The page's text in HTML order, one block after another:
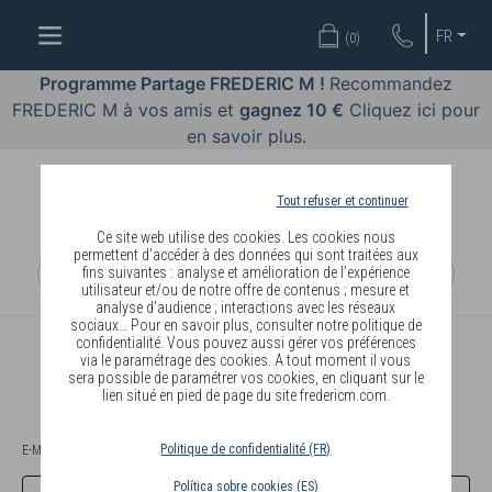
Tout refuser et continuer
Ce site web utilise des cookies. Les cookies nous
permettent d’accéder à des données qui sont traitées aux
fins suivantes : analyse et amélioration de l’expérience
utilisateur et/ou de notre offre de contenus ; mesure et
analyse d’audience ; interactions avec les réseaux
sociaux… Pour en savoir plus, consulter notre politique de
confidentialité. Vous pouvez aussi gérer vos préférences
via le paramétrage des cookies. A tout moment il vous
sera possible de paramétrer vos cookies, en cliquant sur le
lien situé en pied de page du site fredericm.com.
Politique de confidentialité (FR)
Política sobre cookies (ES)
FR
(0)
Programme Partage FREDERIC M ! Recommandez
FREDERIC M à vos amis et gagnez 10 € Cliquez ici pour
en savoir plus.
OFFRES
COSMÉTIQUES
PARFUMS
BODY
DIAGNOSTIC
PEAU
DEVENIR
DISTRIBUTEUR
COMPTE
E-MAIL OU IDENTIFIANT